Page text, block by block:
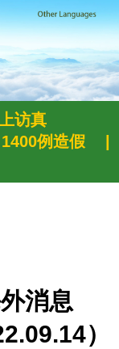
访真
1400例造假
消息
）